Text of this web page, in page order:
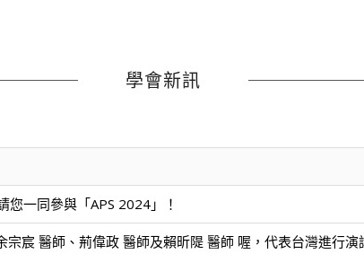
學會新訊
您一同參與「APS 2024」！
宸 醫師、荊偉政 醫師及賴昕隄 醫師 喔，代表台灣進行演